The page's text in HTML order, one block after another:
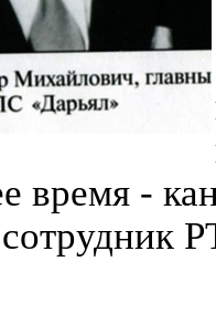
время -